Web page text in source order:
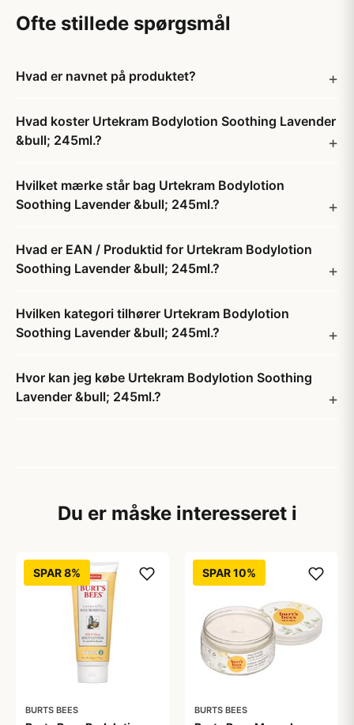
Ofte stillede spørgsmål
Hvad er navnet på produktet?
Hvad koster Urtekram Bodylotion Soothing Lavender
&bull; 245ml.?
Hvilket mærke står bag Urtekram Bodylotion
Soothing Lavender &bull; 245ml.?
Hvad er EAN / Produktid for Urtekram Bodylotion
Soothing Lavender &bull; 245ml.?
Hvilken kategori tilhører Urtekram Bodylotion
Soothing Lavender &bull; 245ml.?
Hvor kan jeg købe Urtekram Bodylotion Soothing
Lavender &bull; 245ml.?
Du er måske interesseret i
SPAR 8%
BURTS BEES
SPAR 10%
BURTS BEES